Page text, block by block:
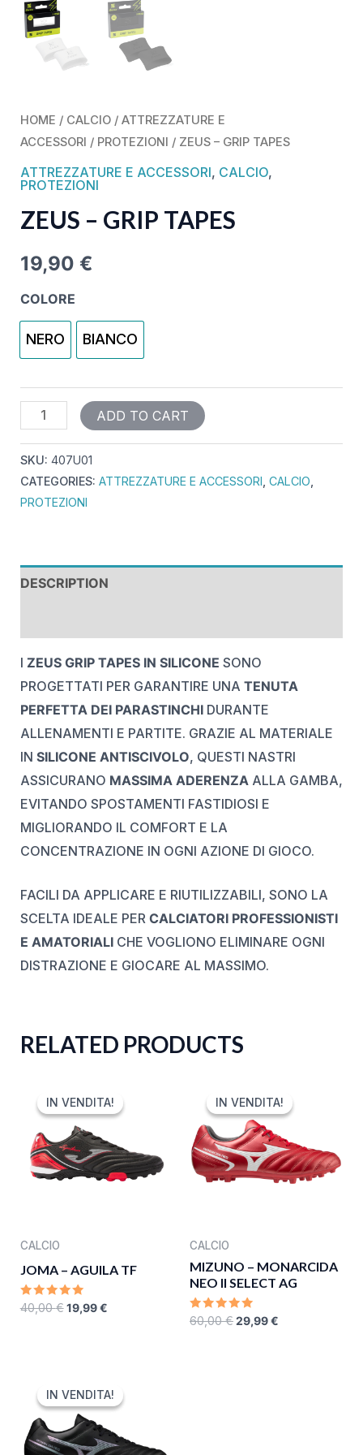
HOME / CALCIO/ ATTREZZATURE E
ACCESSORI / PROTEZIONI / ZEUS – GRIP TAPES
ATTREZZATURE E ACCESSORI, CALCIO,
PROTEZIONI
ZEUS – GRIP TAPES
19,90 €
COLORE
NERO BIANCO
ADD TO CART
SKU: 407U01
CATEGORIES: ATTREZZATURE E ACCESSORI CALCIO
PROTEZIONI
DESCRIPTION
I ZEUS GRIP TAPES IN SILICONE SONO
PROGETTATI PER GARANTIRE UNA TENUTA
PERFETTA DEI PARASTINCHIDURANTE
ALLENAMENTI E PARTITE. GRAZIE AL MATERIALE
IN SILICONE ANTISCIVOLO, QUESTI NASTRI
ASSICURANO MASSIMA ADERENZA ALLA GAMBA,
EVITANDO SPOSTAMENTI FASTIDIOSI E
MIGLIORANDO IL COMFORT E LA
CONCENTRAZIONE IN OGNI AZIONE DI GIOCO.
FACILI DA APPLICARE E RIUTILIZZABILI, SONO LA
SCELTA IDEALE PER CALCIATORI PROFESSIONISTI
E AMATORIALICHE VOGLIONO ELIMINARE OGNI
DISTRAZIONE E GIOCARE AL MASSIMO.
RELATED PRODUCTS
IN VENDITA!
IN VENDITA!
CALCIO
JOMA – AGUILA TF
RATED
40,00€
PRICE
WAS:
40,00 €.
19,99€
PRICE
IS:
IN VENDITA!
IN VENDITA!
CALCIO
MIZUNO – MONARCIDA
NEO II SELECT AG
RATED
60,00€
PRICE
WAS:
60,00 €.
29,99€
PRICE
IS:
IN VENDITA!
IN VENDITA!
PRICE
WAS:
60,00 €.
PRICE
IS: